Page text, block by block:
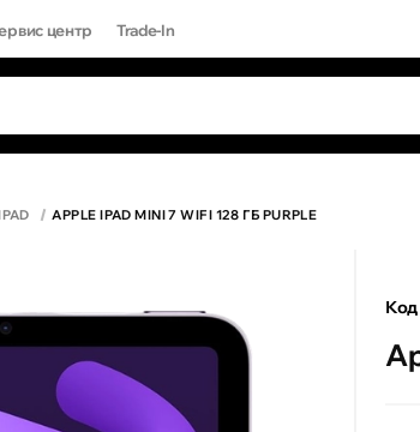
центр Trade-In
APPLE IPAD MINI 7 WIFI 128 ГБ PURPLE
Код